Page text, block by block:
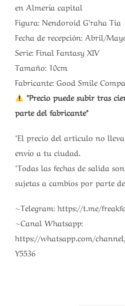
en Almería capital
Figura: Nendoroid G’raha Tia
Fecha de recepción: Abril/
Serie: Final Fantasy XIV
Tamaño: 10cm
Fabricante: Good Smile
*Precio puede subir tras
parte del fabricante*
*El precio del articulo no
envío a tu ciudad.
*Todas las fechas de salida
sujetas a cambios por parte
~Telegram: https://t.me/
~Canal Whatsapp:
https://whatsapp.com/channel/
Y5536